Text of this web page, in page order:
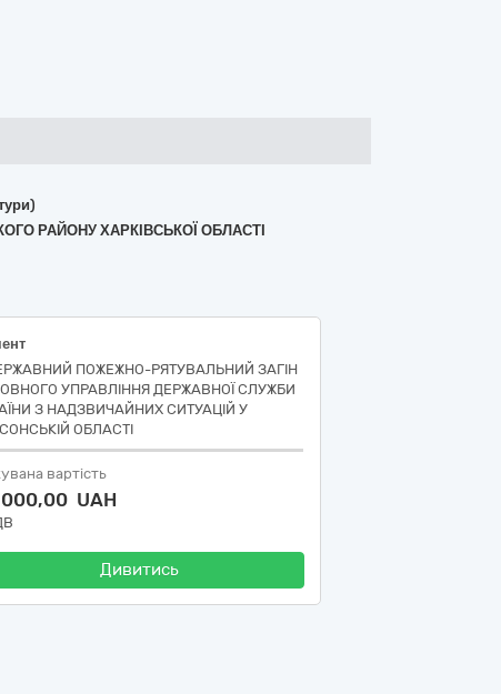
РАЙОНУ ХАРКІВСЬКОЇ ОБЛАСТІ
ПОЖЕЖНО-РЯТУВАЛЬНИЙ ЗАГІН
УПРАВЛІННЯ ДЕРЖАВНОЇ СЛУЖБИ
З НАДЗВИЧАЙНИХ СИТУАЦІЙ У
ОБЛАСТІ
вартість
UAH
Дивитись